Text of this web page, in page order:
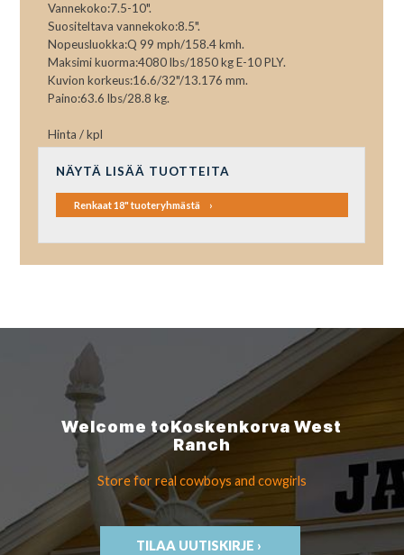
Vannekoko:7.5-10".
Suositeltava vannekoko:8.5".
Nopeusluokka:Q 99 mph/158.4 kmh.
Maksimi kuorma:4080 lbs/1850 kg E-10 PLY.
Kuvion korkeus:16.6/32"/13.176 mm.
Paino:63.6 lbs/28.8 kg.
Hinta / kpl
NÄYTÄ LISÄÄ TUOTTEITA
Renkaat 18" tuoteryhmästä
Welcome toKoskenkorvaWest
Ranch
Store for real cowboys and cowgirls
TILAA UUTISKIRJE ›